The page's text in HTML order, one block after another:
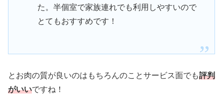
た。半個室で家族連れでも利用しやすいので
とてもおすすめです！
とお肉の質が良いのはもちろんのことサービス面でも評判
がいいですね！